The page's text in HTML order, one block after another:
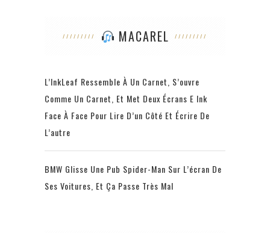
MACAREL
L’InkLeaf Ressemble À Un Carnet, S’ouvre
Comme Un Carnet, Et Met Deux Écrans E Ink
Face À Face Pour Lire D’un Côté Et Écrire De
L’autre
BMW Glisse Une Pub Spider-Man Sur L’écran De
Ses Voitures, Et Ça Passe Très Mal